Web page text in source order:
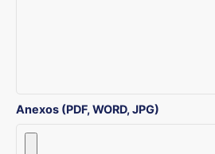
Anexos (PDF, WORD, JPG)